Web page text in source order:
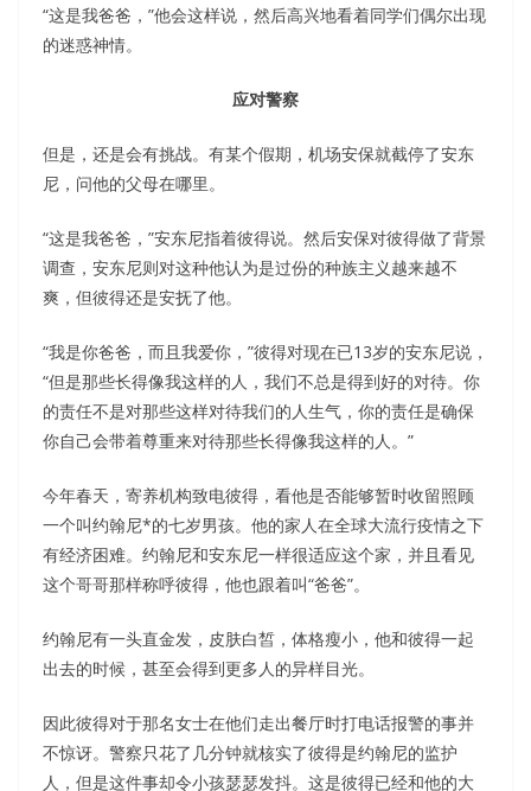
“这是我爸爸，”他会这样说，然后高兴地看着同学们偶尔出现
的迷惑神情。
应对警察
但是，还是会有挑战。有某个假期，机场安保就截停了安东
尼，问他的父母在哪里。
“这是我爸爸，”安东尼指着彼得说。然后安保对彼得做了背景
调查，安东尼则对这种他认为是过份的种族主义越来越不
爽，但彼得还是安抚了他。
“我是你爸爸，而且我爱你，”彼得对现在已13岁的安东尼说，
“但是那些长得像我这样的人，我们不总是得到好的对待。你
的责任不是对那些这样对待我们的人生气，你的责任是确保
你自己会带着尊重来对待那些长得像我这样的人。”
今年春天，寄养机构致电彼得，看他是否能够暂时收留照顾
一个叫约翰尼*的七岁男孩。他的家人在全球大流行疫情之下
有经济困难。约翰尼和安东尼一样很适应这个家，并且看见
这个哥哥那样称呼彼得，他也跟着叫“爸爸”。
约翰尼有一头直金发，皮肤白皙，体格瘦小，他和彼得一起
出去的时候，甚至会得到更多人的异样目光。
因此彼得对于那名女士在他们走出餐厅时打电话报警的事并
不惊讶。警察只花了几分钟就核实了彼得是约翰尼的监护
人，但是这件事却令小孩瑟瑟发抖。这是彼得已经和他的大